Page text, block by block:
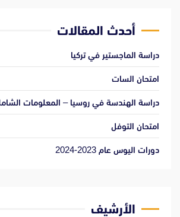
أحدث المقالات
دراسة الماجستير في تركيا
امتحان السات
دراسة الهندسة في روسيا – المعلومات
امتحان التوفل
دورات اليوس عام 2023-2024
الأرشيف